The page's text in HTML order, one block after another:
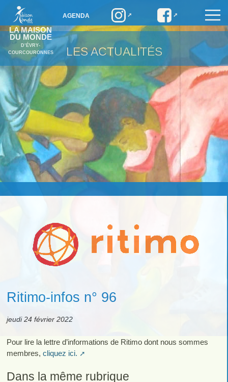
LA MAISON
DU MONDE
D’ÉVRY-
COURCOURONNES
AGENDA
LES ACTUALITÉS
Ritimo-infos n° 96
jeudi 24 février 2022
Pour lire la lettre d’informations de Ritimo dont nous sommes
membres, cliquez ici.
Dans la même rubrique